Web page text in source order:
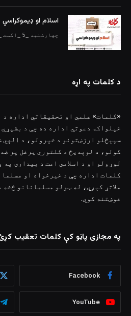
اسلام او ډیموکراسي
چهارشنبه _5 _اگست _2026AH 5-8-2026AD
د کلمات په اړه
«کلمات» علمي او تحقیقاتي اداره د
خپلواکه دعوتي اداره ده چې د بشپړې
سپېڅلو ارزښتونو د خپرولو، د الهي
کولو، د لوېدیځ د کلتوري یرغل پر
لوړولو او د اسلامي امت د بیدارۍ
کلمات اداره چې د خیرخواه او
ملاتړ کېږي، له ټولو مسلمانانو
غوښتنه کوي.
په مجازی پاڼو کې کلمات تعقیب
Facebook
YouTube